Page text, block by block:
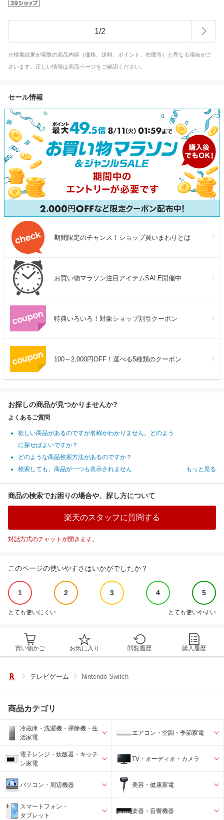
1/2
※検索結果が実際の商品内容（価格、送料、ポイント、在庫等）と異なる場合がご
ざいます。正しい情報は商品ページをご確認ください。
セール情報
期間限定のチャンス！ショップ買いまわりとは
お買い物マラソン注目アイテムSALE開催中
特典いろいろ！対象ショップ割引クーポン
100～2,000円OFF！選べる5種類のクーポン
お探しの商品が見つかりませんか?
よくあるご質問
欲しい商品があるのですが名称がわかりません。どのよう
に探せばよいですか？
どのような商品検索方法があるのですか？
検索しても、商品が一つも表示されません
もっと見る
商品の検索でお困りの場合や、探し方について
楽天のスタッフに質問する
対話方式のチャットが開きます。
このページの使いやすさはいかがでしたか？
1 2 3 4 5
とても使いにくい とても使いやすい
買い物かご お気に入り 閲覧履歴 購入履歴
テレビゲーム Nintendo Switch
商品カテゴリ
冷蔵庫・洗濯機・掃除機・生
活家電
エアコン・空調・季節家電
電子レンジ・炊飯器・キッチ
ン家電
TV・オーディオ・カメラ
パソコン・周辺機器 美容・健康家電
スマートフォン・
タブレット
楽器・音響機器